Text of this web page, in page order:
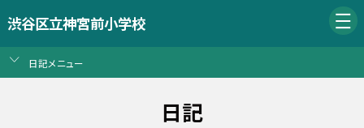
渋谷区立神宮前小学校
日記メニュー
日記